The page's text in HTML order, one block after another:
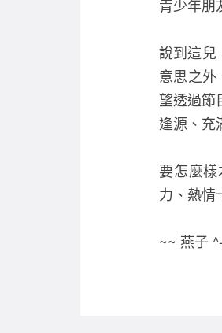
青少年朋
說到這兒
意思之外
望透過節
逢源、充
要怎麼
力、熱情
~~ 燕子